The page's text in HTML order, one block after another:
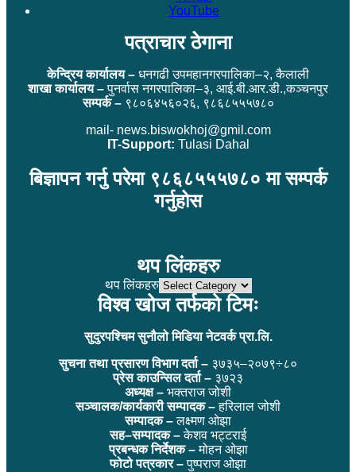
YouTube
पत्राचार ठेगाना
केन्द्रिय कार्यालय – धनगढी उपमहानगरपालिका–२, कैलाली
शाखा कार्यालय –पुनर्वास नगरपालिका–३, आई.बी.आर.डी.,कञ्चनपुर
सम्पर्क –९८०६४५६०२६, ९८६८५५५७८०
mail- news.biswokhoj@gmil.com
IT-Support: Tulasi Dahal
बिज्ञापन गर्नु परेमा ९८६८५५५७८० मा सम्पर्क
गर्नुहोस
थप लिंकहरु
थप लिंकहरु
विश्व खोज तर्फको टिमः
सुदुरपश्चिम सुनौलो मिडिया नेटवर्क प्रा.लि.
सुचना तथा प्रसारण विभाग दर्ता – ३७३५–२०७९÷८०
प्रेस काउन्सिल दर्ता – ३७२३
अध्यक्ष – भक्तराज जोशी
सञ्चालक/कार्यकारी सम्पादक –हरिलाल जोशी
सम्पादक –लक्ष्मण ओझा
सह–सम्पादक –केशव भट्टराई
प्रबन्धक निर्देशक –मोहन ओझा
फोटो पत्रकार –पुष्पराज ओझा